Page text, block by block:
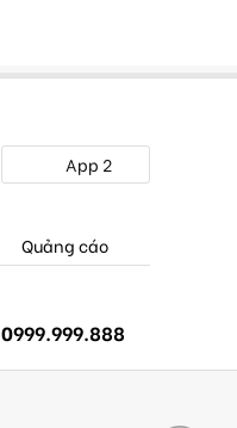
App 2
Quảng cáo
0999.999.888